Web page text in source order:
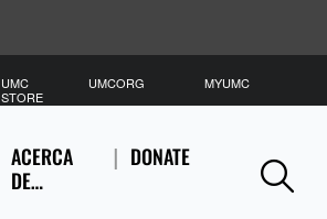
ACERCA
DE…
DONATE
UMC
STORE
UMCORG MYUMC